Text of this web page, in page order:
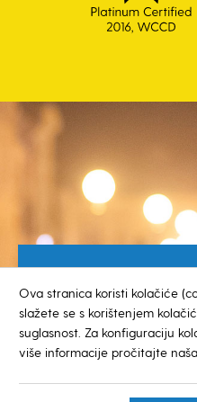
0800
© GRAD
Ova stranica koristi kolačiće
slažete se s korištenjem
suglasnost. Za konfiguraciju
više informacije pročitajte naša